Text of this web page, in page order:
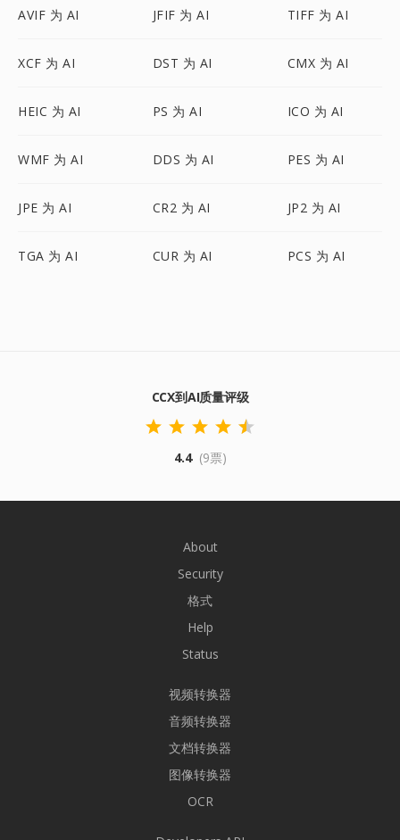
AVIF 为 AI JFIF 为 AI TIFF 为 AI
XCF 为 AI DST 为 AI CMX 为 AI
HEIC 为 AI PS 为 AI ICO 为 AI
WMF 为 AI DDS 为 AI PES 为 AI
JPE 为 AI CR2 为 AI JP2 为 AI
TGA 为 AI CUR 为 AI PCS 为 AI
CCX到AI质量评级
4.4 (9票)
About
Security
格式
Help
Status
视频转换器
音频转换器
文档转换器
图像转换器
OCR